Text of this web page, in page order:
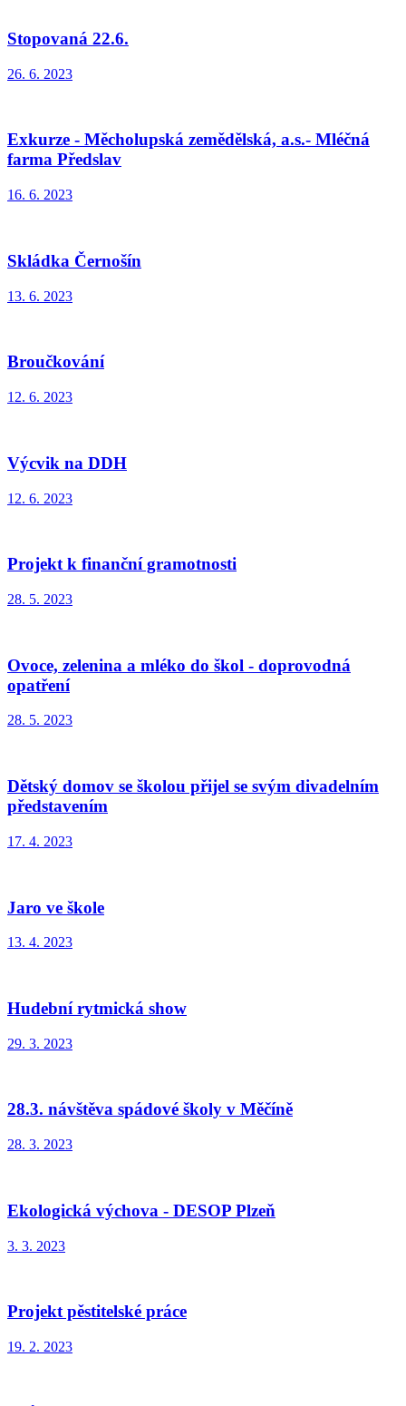
Stopovaná 22.6.
26. 6. 2023
Exkurze - Měcholupská zemědělská, a.s.- Mléčná
farma Předslav
16. 6. 2023
Skládka Černošín
13. 6. 2023
Broučkování
12. 6. 2023
Výcvik na DDH
12. 6. 2023
Projekt k finanční gramotnosti
28. 5. 2023
Ovoce, zelenina a mléko do škol - doprovodná
opatření
28. 5. 2023
Dětský domov se školou přijel se svým divadelním
představením
17. 4. 2023
Jaro ve škole
13. 4. 2023
Hudební rytmická show
29. 3. 2023
28.3. návštěva spádové školy v Měčíně
28. 3. 2023
Ekologická výchova - DESOP Plzeň
3. 3. 2023
Projekt pěstitelské práce
19. 2. 2023